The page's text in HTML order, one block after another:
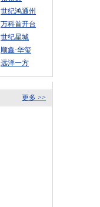
世纪鸿通州
万科首开台
世纪星城
顺鑫·华玺
远洋一方
更多 >>